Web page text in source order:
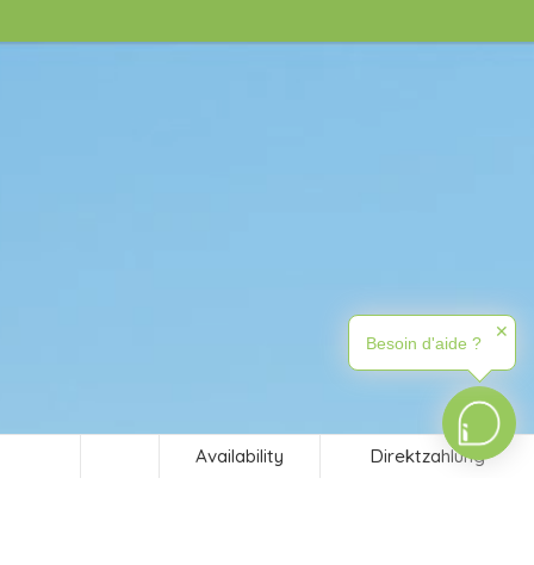
Availability Direktzahlung
Besoin d'aide ?
✕